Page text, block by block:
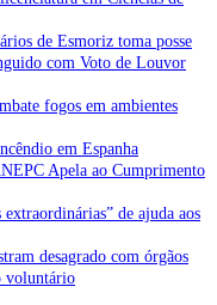
de Esmoriz toma posse
com Voto de Louvor
fogos em ambientes
em Espanha
Apela ao Cumprimento
de ajuda aos
desagrado com órgãos
voluntário